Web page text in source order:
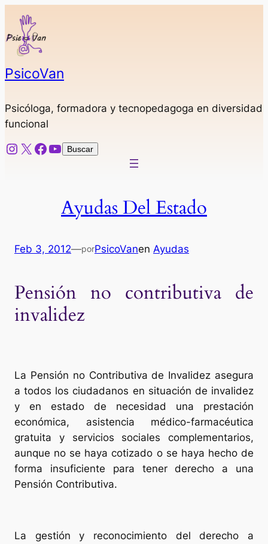
Saltar
contenido
PsicoVan
Psicóloga, formadora y tecnopedagoga en diversidad
funcional
Instagram
X Facebook
YouTube
Buscar
Buscar
Ayudas Del Estado
Feb 3, 2012—porPsicoVanen Ayudas
Pensión no contributiva de
invalidez
La Pensión no Contributiva de Invalidez asegura
a todos los ciudadanos en situación de invalidez
y en estado de necesidad una prestación
económica, asistencia médico-farmacéutica
gratuita y servicios sociales complementarios,
aunque no se haya cotizado o se haya hecho de
forma insuficiente para tener derecho a una
Pensión Contributiva.
La gestión y reconocimiento del derecho a